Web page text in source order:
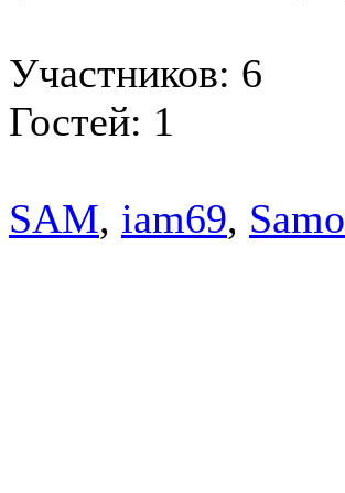
Участников: 6
Гостей: 1
SAM, iam69,